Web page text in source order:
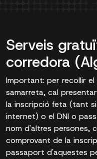
Serveis
corredora
Important: per recollir
samarreta, cal
la inscripció feta (tant
internet) o el DNI o
nom d'altres persones,
comprovant de la
passaport d'aquestes